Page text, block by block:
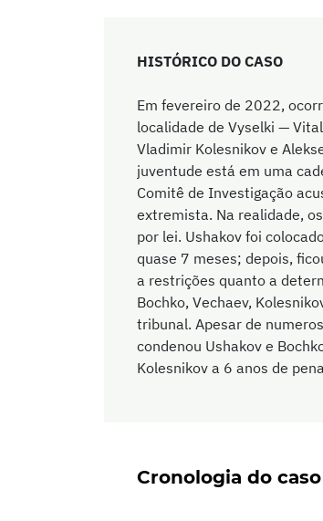
HISTÓRICO DO CASO
Em fevereiro de 2022,
localidade de Vyselki —
Vladimir Kolesnikov e
juventude está em uma
Comitê de Investigação
extremista. Na realidade,
por lei. Ushakov foi
quase 7 meses; depois,
a restrições quanto a
Bochko, Vechaev,
tribunal. Apesar de
condenou Ushakov e
Kolesnikov a 6 anos de
Cronologia do caso